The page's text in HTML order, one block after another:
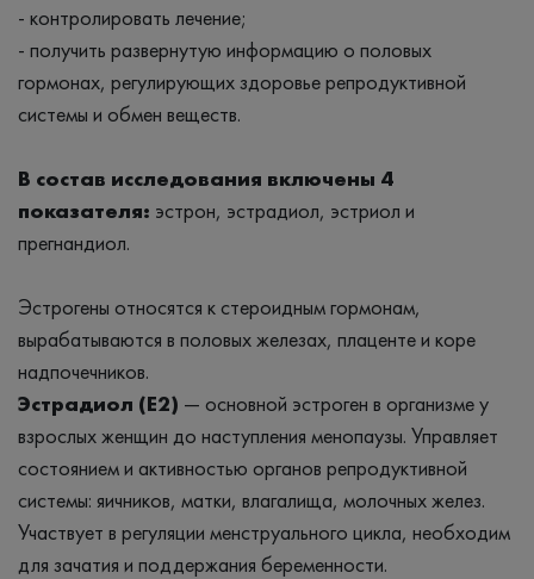
- контролировать лечение;
- получить развернутую информацию о половых
гормонах, регулирующих здоровье репродуктивной
системы и обмен веществ.
В состав исследования включены 4
показателя: эстрон, эстрадиол, эстриол и
прегнандиол.
Эстрогены относятся к стероидным гормонам,
вырабатываются в половых железах, плаценте и коре
надпочечников.
Эстрадиол (E2) — основной эстроген в организме у
взрослых женщин до наступления менопаузы. Управляет
состоянием и активностью органов репродуктивной
системы: яичников, матки, влагалища, молочных желез.
Участвует в регуляции менструального цикла, необходим
для зачатия и поддержания беременности.